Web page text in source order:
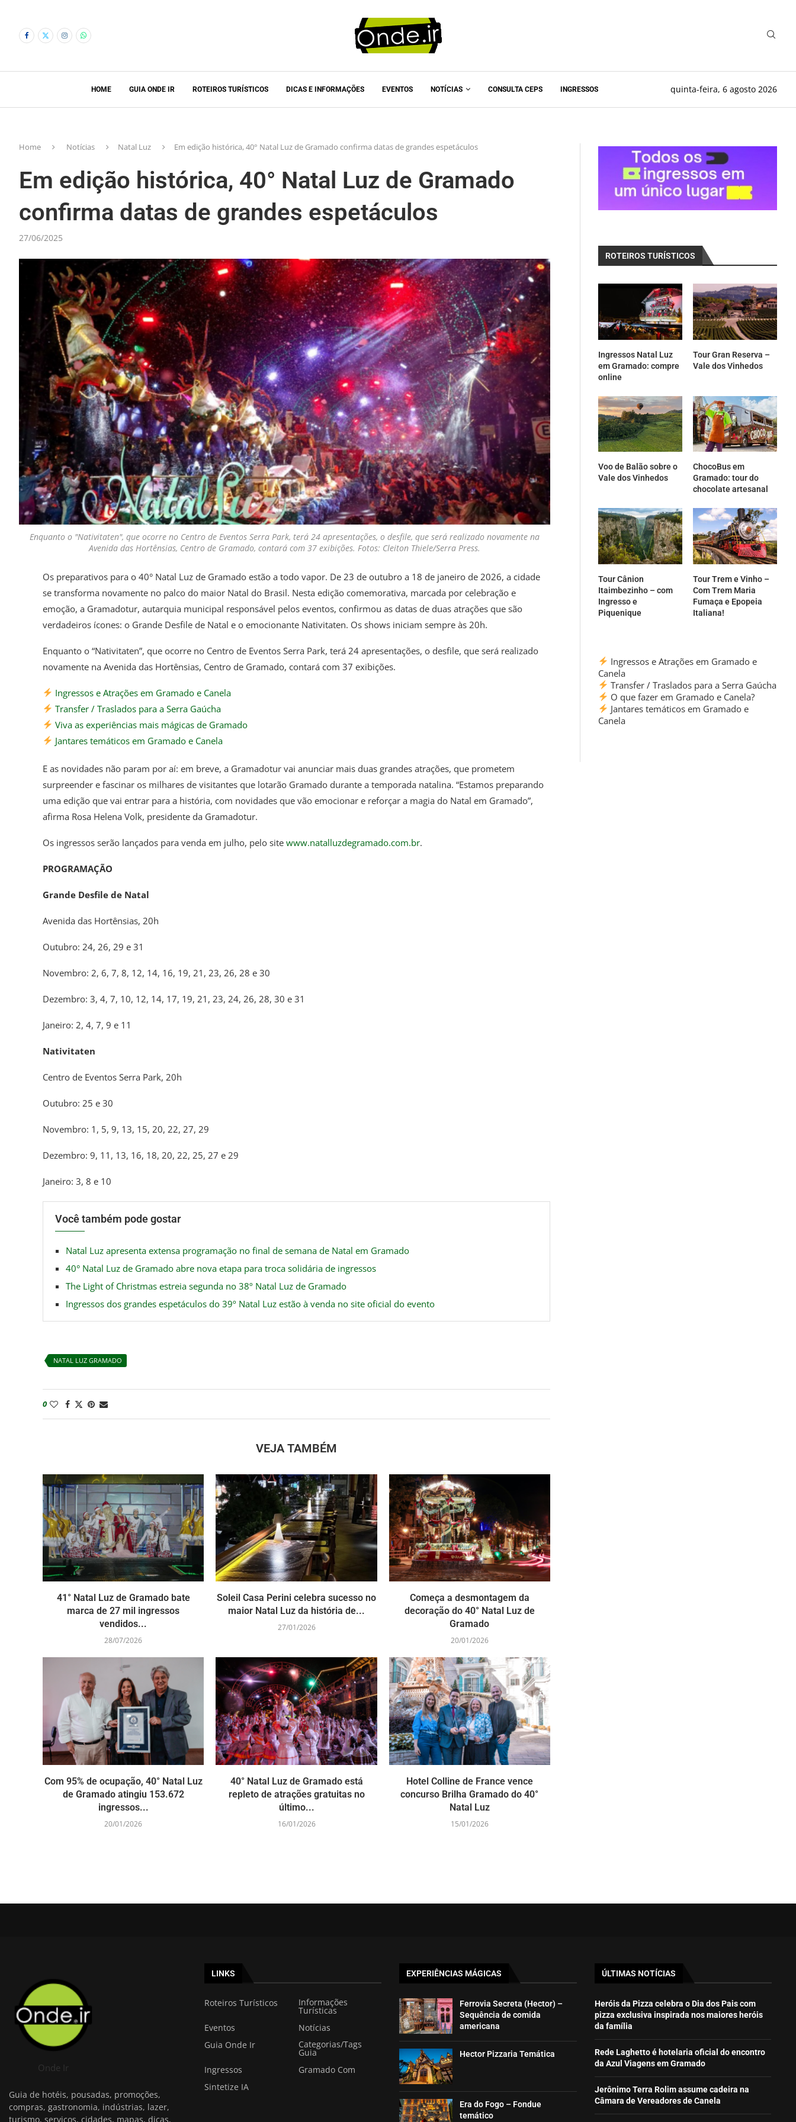
HOME GUIA ONDE IR ROTEIROS TURÍSTICOS DICAS E INFORMAÇÕES EVENTOS NOTÍCIAS CONSULTA CEPS INGRESSOS quinta-feira, 6 agosto 2026
Home Notícias Natal Luz Em edição histórica, 40° Natal Luz de Gramado confirma datas de grandes espetáculos
Em edição histórica, 40° Natal Luz de Gramado
confirma datas de grandes espetáculos
27/06/2025
Enquanto o "Nativitaten", que ocorre no Centro de Eventos Serra Park, terá 24 apresentações, o desfile, que será realizado novamente na
Avenida das Hortênsias, Centro de Gramado, contará com 37 exibições. Fotos: Cleiton Thiele/Serra Press.
Os preparativos para o 40° Natal Luz de Gramado estão a todo vapor. De 23 de outubro a 18 de janeiro de 2026, a cidade
se transforma novamente no palco do maior Natal do Brasil. Nesta edição comemorativa, marcada por celebração e
emoção, a Gramadotur, autarquia municipal responsável pelos eventos, confirmou as datas de duas atrações que são
verdadeiros ícones: o Grande Desfile de Natal e o emocionante Nativitaten. Os shows iniciam sempre às 20h.
Enquanto o “Nativitaten”, que ocorre no Centro de Eventos Serra Park, terá 24 apresentações, o desfile, que será realizado
novamente na Avenida das Hortênsias, Centro de Gramado, contará com 37 exibições.
Ingressos e Atrações em Gramado e Canela
Transfer / Traslados para a Serra Gaúcha
Viva as experiências mais mágicas de Gramado
Jantares temáticos em Gramado e Canela
E as novidades não param por aí: em breve, a Gramadotur vai anunciar mais duas grandes atrações, que prometem
surpreender e fascinar os milhares de visitantes que lotarão Gramado durante a temporada natalina. “Estamos preparando
uma edição que vai entrar para a história, com novidades que vão emocionar e reforçar a magia do Natal em Gramado”,
afirma Rosa Helena Volk, presidente da Gramadotur.
Os ingressos serão lançados para venda em julho, pelo site www.natalluzdegramado.com.br.
PROGRAMAÇÃO
Grande Desfile de Natal
Avenida das Hortênsias, 20h
Outubro: 24, 26, 29 e 31
Novembro: 2, 6, 7, 8, 12, 14, 16, 19, 21, 23, 26, 28 e 30
Dezembro: 3, 4, 7, 10, 12, 14, 17, 19, 21, 23, 24, 26, 28, 30 e 31
Janeiro: 2, 4, 7, 9 e 11
Nativitaten
Centro de Eventos Serra Park, 20h
Outubro: 25 e 30
Novembro: 1, 5, 9, 13, 15, 20, 22, 27, 29
Dezembro: 9, 11, 13, 16, 18, 20, 22, 25, 27 e 29
Janeiro: 3, 8 e 10
Você também pode gostar
Natal Luz apresenta extensa programação no final de semana de Natal em Gramado
40° Natal Luz de Gramado abre nova etapa para troca solidária de ingressos
The Light of Christmas estreia segunda no 38º Natal Luz de Gramado
Ingressos dos grandes espetáculos do 39º Natal Luz estão à venda no site oficial do evento
NATAL LUZ GRAMADO
0
VEJA TAMBÉM
41° Natal Luz de Gramado bate
marca de 27 mil ingressos
vendidos...
28/07/2026
Soleil Casa Perini celebra sucesso no
maior Natal Luz da história de...
27/01/2026
Começa a desmontagem da
decoração do 40° Natal Luz de
Gramado
20/01/2026
Com 95% de ocupação, 40° Natal Luz
de Gramado atingiu 153.672
ingressos...
20/01/2026
40° Natal Luz de Gramado está
repleto de atrações gratuitas no
último...
16/01/2026
Hotel Colline de France vence
concurso Brilha Gramado do 40°
Natal Luz
15/01/2026
ROTEIROS TURÍSTICOS
Ingressos Natal Luz
em Gramado: compre
online
Tour Gran Reserva –
Vale dos Vinhedos
Voo de Balão sobre o
Vale dos Vinhedos
ChocoBus em
Gramado: tour do
chocolate artesanal
Tour Cânion
Itaimbezinho – com
Ingresso e
Piquenique
Tour Trem e Vinho –
Com Trem Maria
Fumaça e Epopeia
Italiana!
Ingressos e Atrações em Gramado e
Canela
Transfer / Traslados para a Serra Gaúcha
O que fazer em Gramado e Canela?
Jantares temáticos em Gramado e
Canela
Onde Ir
Guia de hotéis, pousadas, promoções,
compras, gastronomia, indústrias, lazer,
turismo, serviços, cidades, mapas, dicas,
LINKS
Roteiros Turísticos Informações
Turísticas
Eventos
Notícias
Guia Onde Ir
Categorias/Tags
Guia
Ingressos
Gramado Com
Sintetize IA
EXPERIÊNCIAS MÁGICAS
Ferrovia Secreta (Hector) –
Sequência de comida
americana
Hector Pizzaria Temática
Era do Fogo – Fondue
temático
ÚLTIMAS NOTÍCIAS
Heróis da Pizza celebra o Dia dos Pais com
pizza exclusiva inspirada nos maiores heróis
da família
Rede Laghetto é hotelaria oficial do encontro
da Azul Viagens em Gramado
Jerônimo Terra Rolim assume cadeira na
Câmara de Vereadores de Canela